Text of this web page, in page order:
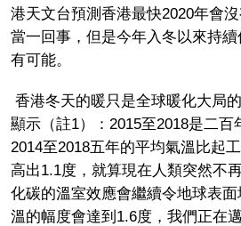
港天文台預測香港最快2020年會
當一回事，但是今年入冬以來持
有可能。
香港冬天的暖只是全球暖化大局
顯示（註1）：2015至2018是二百
2014至2018五年的平均氣溫比起
高出1.1度，就算現在人類突然不
化碳的溫室效應會繼續令地球表
溫的幅度會達到1.6度，我們正在